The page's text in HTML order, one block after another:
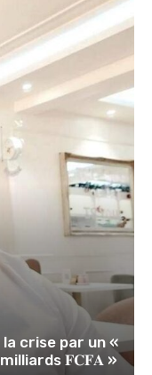
crise par un «
𝐅𝐂𝐅𝐀 »